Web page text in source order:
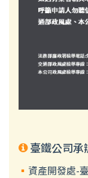
臺鐵公司承
資產開發處-